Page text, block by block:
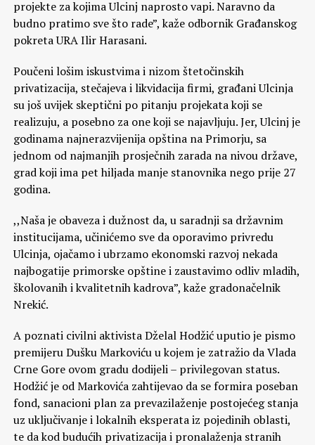
projekte za kojima Ulcinj naprosto vapi. Naravno da
budno pratimo sve što rade”, kaže odbornik Građanskog
pokreta URA Ilir Harasani.
Poučeni lošim iskustvima i nizom štetočinskih
privatizacija, stečajeva i likvidacija firmi, građani Ulcinja
su još uvijek skeptični po pitanju projekata koji se
realizuju, a posebno za one koji se najavljuju. Jer, Ulcinj je
godinama najnerazvijenija opština na Primorju, sa
jednom od najmanjih prosječnih zarada na nivou države,
grad koji ima pet hiljada manje stanovnika nego prije 27
godina.
,,Naša je obaveza i dužnost da, u saradnji sa državnim
institucijama, učinićemo sve da oporavimo privredu
Ulcinja, ojačamo i ubrzamo ekonomski razvoj nekada
najbogatije primorske opštine i zaustavimo odliv mladih,
školovanih i kvalitetnih kadrova”, kaže gradonačelnik
Nrekić.
A poznati civilni aktivista Dželal Hodžić uputio je pismo
premijeru Dušku Markoviću u kojem je zatražio da Vlada
Crne Gore ovom gradu dodijeli – privilegovan status.
Hodžić je od Markovića zahtijevao da se formira poseban
fond, sanacioni plan za prevazilaženje postojećeg stanja
uz uključivanje i lokalnih eksperata iz pojedinih oblasti,
te da kod budućih privatizacija i pronalaženja stranih